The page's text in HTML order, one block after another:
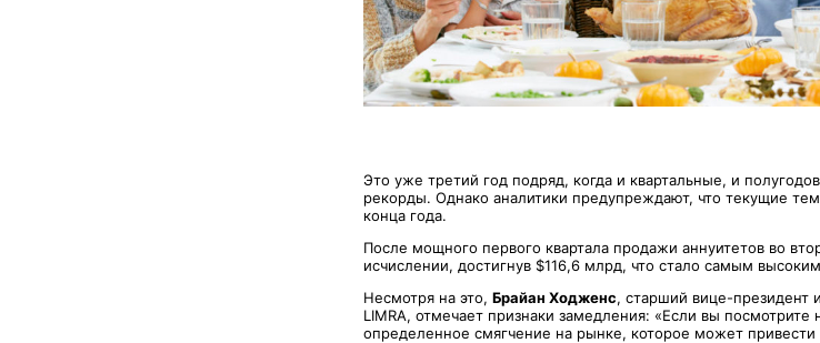
Это уже третий год подряд, когда и квартальные, и
рекорды. Однако аналитики предупреждают, что текущие
конца года.
После мощного первого квартала продажи аннуитетов во
исчислении, достигнув $116,6 млрд, что стало самым
Несмотря на это, Брайан Ходженс, старший вице-президент
LIMRA, отмечает признаки замедления: «Если вы
определенное смягчение на рынке, которое может привести